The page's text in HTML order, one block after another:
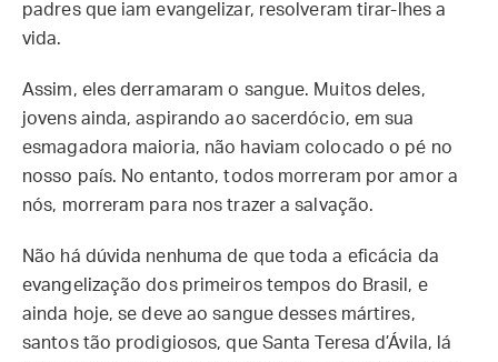
padres que iam evangelizar, resolveram tirar-lhes a
vida.
Assim, eles derramaram o sangue. Muitos deles,
jovens ainda, aspirando ao sacerdócio, em sua
esmagadora maioria, não haviam colocado o pé no
nosso país. No entanto, todos morreram por amor a
nós, morreram para nos trazer a salvação.
Não há dúvida nenhuma de que toda a eficácia da
evangelização dos primeiros tempos do Brasil, e
ainda hoje, se deve ao sangue desses mártires,
santos tão prodigiosos, que Santa Teresa d’Ávila, lá